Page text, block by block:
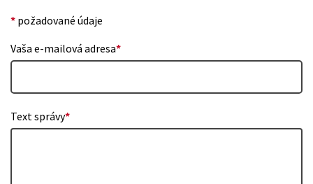
* požadované údaje
Vaša e-mailová adresa*
Text správy*